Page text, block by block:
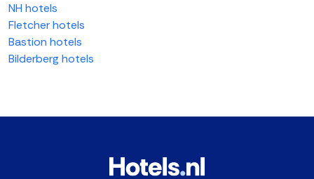
NH hotels
Fletcher hotels
Bastion hotels
Bilderberg hotels